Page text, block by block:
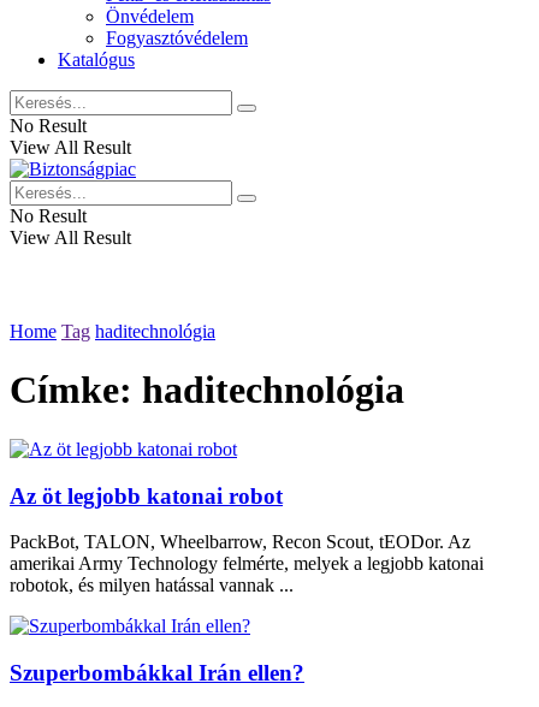
Önvédelem
Fogyasztóvédelem
Katalógus
No Result
View All Result
No Result
View All Result
Home Tag haditechnológia
Címke: haditechnológia
Az öt legjobb katonai robot
PackBot, TALON, Wheelbarrow, Recon Scout, tEODor. Az
amerikai Army Technology felmérte, melyek a legjobb katonai
robotok, és milyen hatással vannak ...
Szuperbombákkal Irán ellen?